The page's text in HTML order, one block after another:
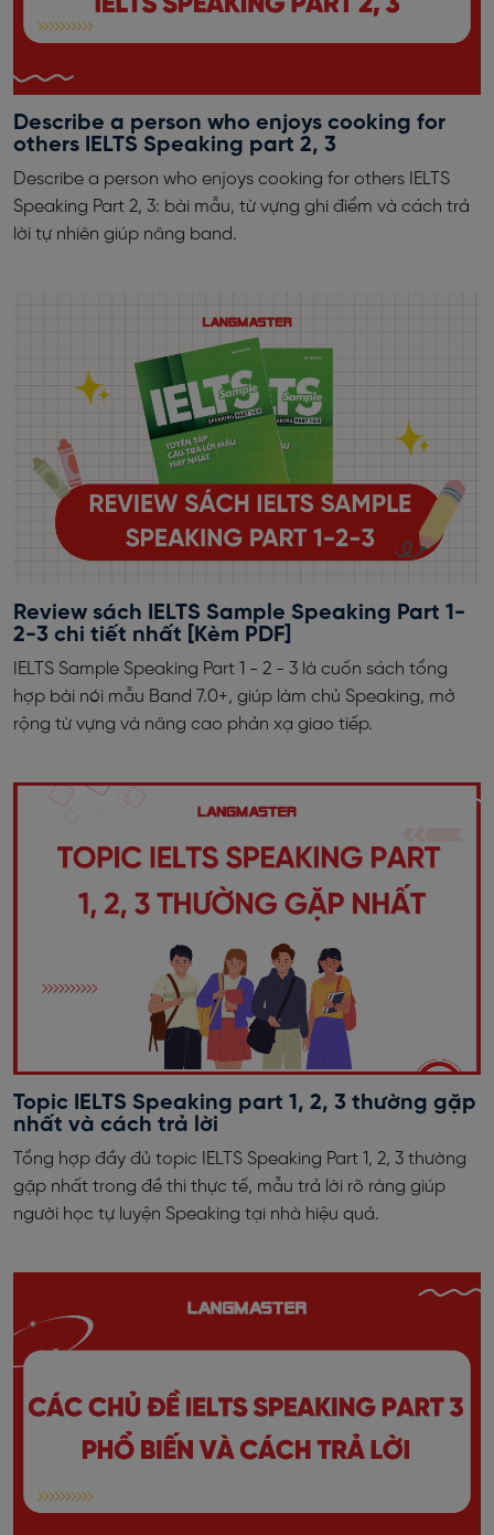
Describe a person who enjoys cooking for
others IELTS Speaking part 2, 3
Describe a person who enjoys cooking for others IELTS
Speaking Part 2, 3: bài mẫu, từ vựng ghi điểm và cách trả
lời tự nhiên giúp nâng band.
Review sách IELTS Sample Speaking Part 1-
2-3 chi tiết nhất [Kèm PDF]
IELTS Sample Speaking Part 1 - 2 - 3 là cuốn sách tổng
hợp bài nói mẫu Band 7.0+, giúp làm chủ Speaking, mở
rộng từ vựng và nâng cao phản xạ giao tiếp.
Topic IELTS Speaking part 1, 2, 3 thường gặp
nhất và cách trả lời
Tổng hợp đầy đủ topic IELTS Speaking Part 1, 2, 3 thường
gặp nhất trong đề thi thực tế, mẫu trả lời rõ ràng giúp
người học tự luyện Speaking tại nhà hiệu quả.